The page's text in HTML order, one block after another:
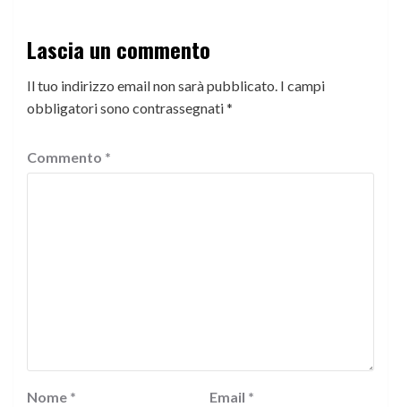
Lascia un commento
Il tuo indirizzo email non sarà pubblicato. I campi
obbligatori sono contrassegnati*
Commento *
Nome * Email *